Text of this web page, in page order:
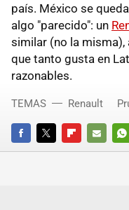
país. México se
algo "parecido": un
similar (no la misma),
que tanto gusta en
razonables.
FACEBOOKTWITTERFLIPBOARD
E-
TEMAS Renault